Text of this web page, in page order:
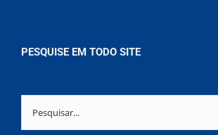
PESQUISE EM TODO SITE